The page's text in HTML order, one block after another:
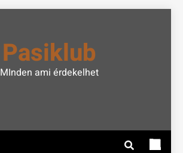
Pasiklub
MInden ami érdekelhet